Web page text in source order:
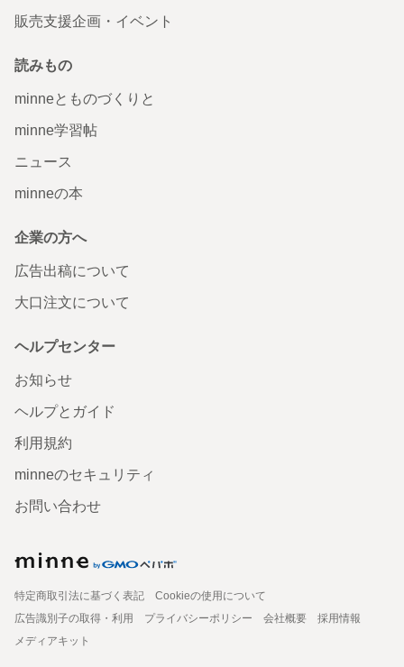
販売支援企画・イベント
読みもの
minneとものづくりと
minne学習帖
ニュース
minneの本
企業の方へ
広告出稿について
大口注文について
ヘルプセンター
お知らせ
ヘルプとガイド
利用規約
minneのセキュリティ
お問い合わせ
特定商取引法に基づく表記
Cookieの使用について
広告識別子の取得・利用
プライバシーポリシー 会社概要
採用情報
メディアキット